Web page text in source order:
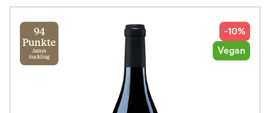
94
Punkte
James
Suckling
-10%
Vegan